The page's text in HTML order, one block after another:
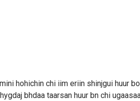
hohichin chi iim eriin shinjgui huur
bhdaa taarsan huur bn chi